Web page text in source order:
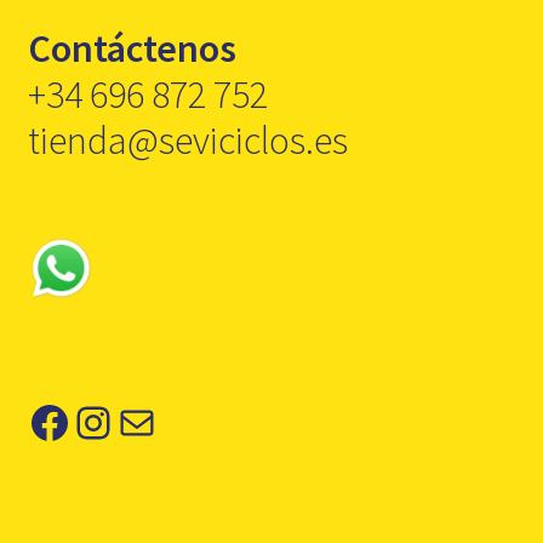
Contáctenos
+34 696 872 752
tienda@seviciclos.es
Facebook
Instagram
Correo electrónico